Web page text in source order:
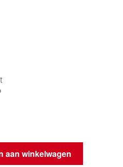
aan winkelwagen